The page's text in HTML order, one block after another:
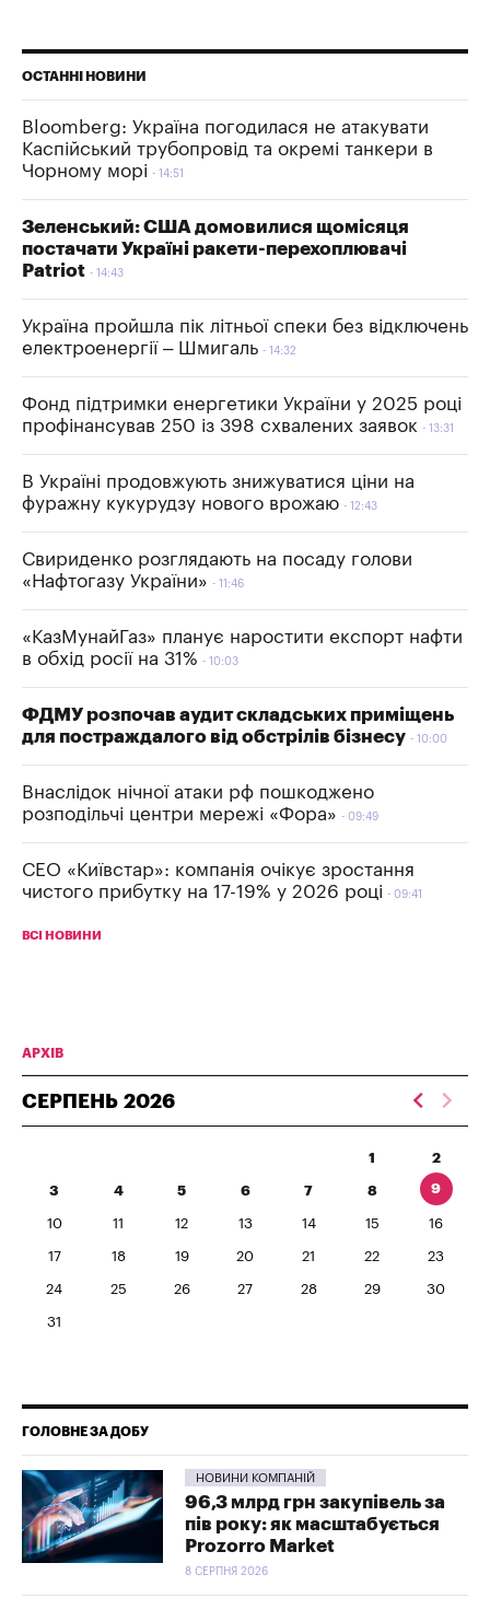
ОСТАННІ НОВИНИ
Bloomberg: Україна погодилася не атакувати
Каспійський трубопровід та окремі танкери в
Чорному морі
14:51
Зеленський: США домовилися щомісяця
постачати Україні ракети-перехоплювачі
Patriot
14:43
Україна пройшла пік літньої спеки без відключень
електроенергії – Шмигаль
14:32
Фонд підтримки енергетики України у 2025 році
профінансував 250 із 398 схвалених заявок
13:31
В Україні продовжують знижуватися ціни на
фуражну кукурудзу нового врожаю
12:43
Свириденко розглядають на посаду голови
«Нафтогазу України»
11:46
«КазМунайГаз» планує наростити експорт нафти
в обхід росії на 31%
10:03
ФДМУ розпочав аудит складських приміщень
для постраждалого від обстрілів бізнесу
10:00
Внаслідок нічної атаки рф пошкоджено
розподільчі центри мережі «Фора»
09:49
СЕО «Київстар»: компанія очікує зростання
чистого прибутку на 17-19% у 2026 році
09:41
ВСІ НОВИНИ
АРХІВ
СЕРПЕНЬ 2026
1 2
3 4 5 6 7 8 9
10 11 12 13 14 15 16
17 18 19 20 21 22 23
24 25 26 27 28 29 30
31
ГОЛОВНЕ ЗА ДОБУ
НОВИНИ КОМПАНІЙ
96,3 млрд грн закупівель за
пів року: як масштабується
Prozorro Market
8 СЕРПНЯ 2026